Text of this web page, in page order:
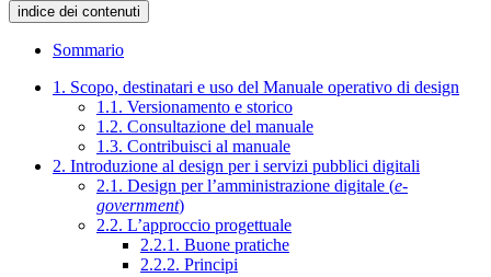
indice dei contenuti
Sommario
1. Scopo, destinatari e uso del Manuale operativo di design
1.1. Versionamento e storico
1.2. Consultazione del manuale
1.3. Contribuisci al manuale
2. Introduzione al design per i servizi pubblici digitali
2.1. Design per l’amministrazione digitale (e-
government)
2.2. L’approccio progettuale
2.2.1. Buone pratiche
2.2.2. Principi